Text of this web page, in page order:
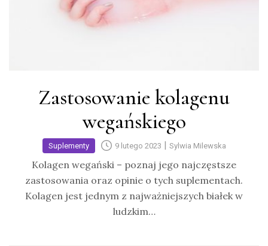
Zastosowanie kolagenu
wegańskiego
Suplementy 9 lutego 2023 | Sylwia Milewska
Kolagen wegański – poznaj jego najczęstsze
zastosowania oraz opinie o tych suplementach.
Kolagen jest jednym z najważniejszych białek w
ludzkim…